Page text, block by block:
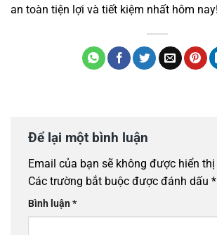
an toàn tiện lợi và tiết kiệm nhất hôm nay!
Để lại một bình luận
Email của bạn sẽ không được hiển
Các trường bắt buộc được đánh dấu *
Bình luận*